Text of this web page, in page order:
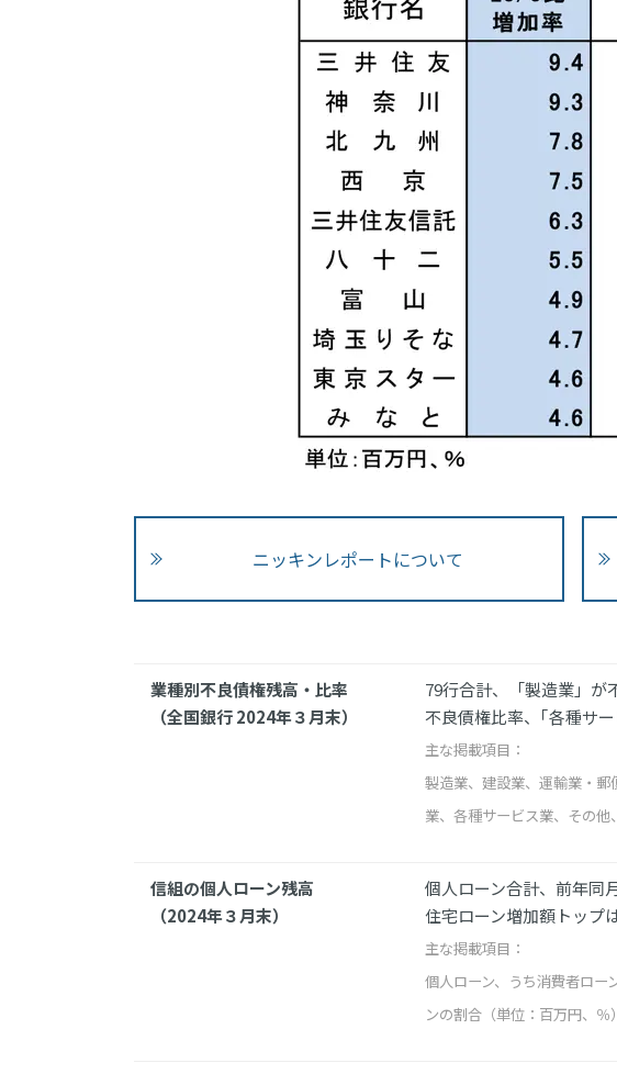
ニッキンレポートについて
業種別不良債権残高・比率
（全国銀行 2024年３月末）
79行合計、「製造業」が
不良債権比率、｢各種サ
主な掲載項目：
製造業、建設業、運輸業・
業、各種サービス業、その他
信組の個人ローン残高
（2024年３月末）
個人ローン合計、前年同
住宅ローン増加額トップ
主な掲載項目：
個人ローン、うち消費者ロー
ンの割合（単位：百万円、％）